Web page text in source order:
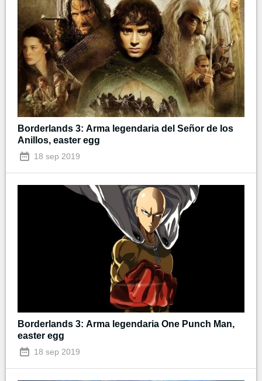
Borderlands 3: Arma legendaria del Señor de los
Anillos, easter egg
18 sep 2019
Borderlands 3: Arma legendaria One Punch Man,
easter egg
18 sep 2019